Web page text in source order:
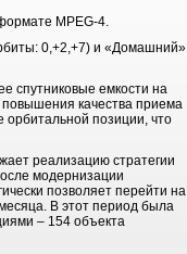
MPEG-4.
0,+2,+7) и «Домашний»
спутниковые емкости на
качества приема
орбитальной позиции, что
реализацию стратегии
модернизации
позволяет перейти на
В этот период была
– 154 объекта